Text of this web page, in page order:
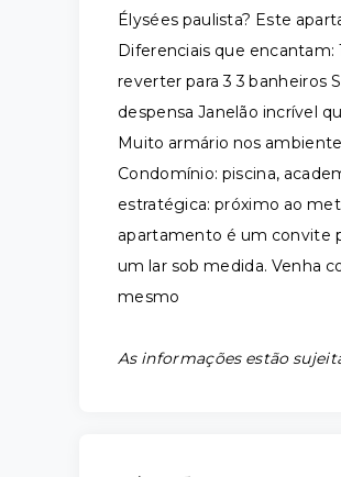
Élysées paulista? Este
Diferenciais que encantam:
reverter para 3 3 banheiros
despensa Janelão incrível
Muito armário nos
Condomínio: piscina,
estratégica: próximo ao
apartamento é um convite
um lar sob medida. Venha
mesmo
As informações estão